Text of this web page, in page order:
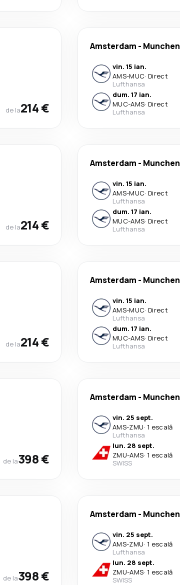
de la214 €
Amsterdam - Munchen
vin. 15 ian.
AMS-MUC· Direct
Lufthansa
dum. 17 ian.
MUC-AMS· Direct
Lufthansa
de la214 €
Amsterdam - Munchen
vin. 15 ian.
AMS-MUC· Direct
Lufthansa
dum. 17 ian.
MUC-AMS· Direct
Lufthansa
de la214 €
Amsterdam - Munchen
vin. 15 ian.
AMS-MUC· Direct
Lufthansa
dum. 17 ian.
MUC-AMS· Direct
Lufthansa
de la398 €
Amsterdam - Munchen
vin. 25 sept.
AMS-ZMU· 1 escală
Lufthansa
lun. 28 sept.
ZMU-AMS· 1 escală
SWISS
de la398 €
Amsterdam - Munchen
vin. 25 sept.
AMS-ZMU· 1 escală
Lufthansa
lun. 28 sept.
ZMU-AMS· 1 escală
SWISS